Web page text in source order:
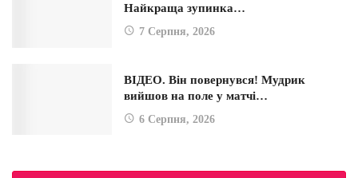
Найкраща зупинка…
7 Серпня, 2026
ВІДЕО. Він повернувся! Мудрик
вийшов на поле у матчі…
6 Серпня, 2026